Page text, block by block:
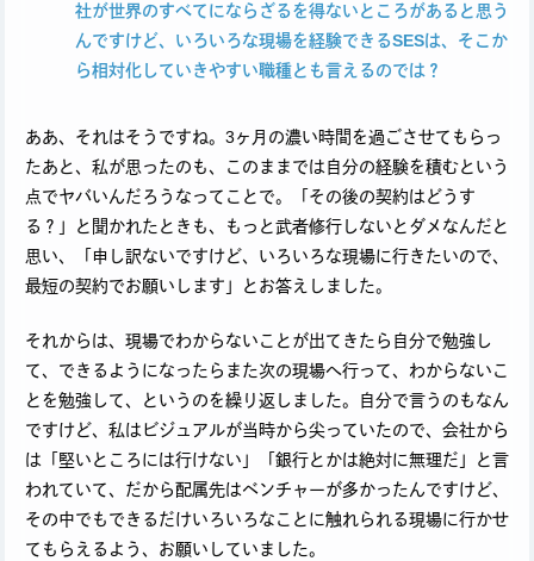
社が世界のすべてにならざるを得ないところがあると思う
んですけど、いろいろな現場を経験できるSESは、そこか
ら相対化していきやすい職種とも言えるのでは？
ああ、それはそうですね。3ヶ月の濃い時間を過ごさせてもらっ
たあと、私が思ったのも、このままでは自分の経験を積むという
点でヤバいんだろうなってことで。「その後の契約はどうす
る？」と聞かれたときも、もっと武者修行しないとダメなんだと
思い、「申し訳ないですけど、いろいろな現場に行きたいので、
最短の契約でお願いします」とお答えしました。
それからは、現場でわからないことが出てきたら自分で勉強し
て、できるようになったらまた次の現場へ行って、わからないこ
とを勉強して、というのを繰り返しました。自分で言うのもなん
ですけど、私はビジュアルが当時から尖っていたので、会社から
は「堅いところには行けない」「銀行とかは絶対に無理だ」と言
われていて、だから配属先はベンチャーが多かったんですけど、
その中でもできるだけいろいろなことに触れられる現場に行かせ
てもらえるよう、お願いしていました。